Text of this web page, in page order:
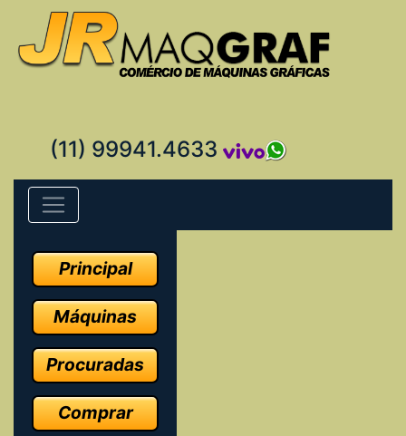
(11) 99941.4633
Principal
Máquinas
Procuradas
Comprar